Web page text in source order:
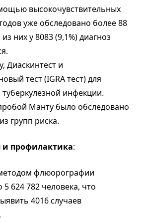
высокочувствительных
уже обследовано более 88
них у 8083 (9,1%) диагноз
Диаскинтест и
тест (IGRA тест) для
туберкулезной инфекции.
Манту было обследовано
групп риска.
и профилактика:
флюорографии
5 624 782 человека, что
4016 случаев